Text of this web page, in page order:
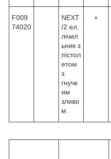
F009
74020
NEXT
/2 ел.
лічил
ьник з
пістол
етом
з
гнучк
им
зливо
м
+